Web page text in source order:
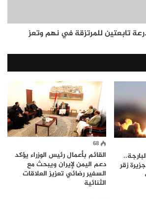
تابعتين للمرتزقة في نهم وتعز
زقر
68
القائم بأعمال رئيس الوزراء يؤكد
دعم اليمن لإيران ويبحث مع
السفير رضائي تعزيز العلاقات
الثنائية